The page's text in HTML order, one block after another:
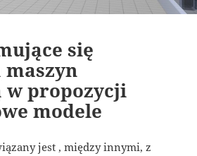
się
w propozycji
modele
jest , między innymi, z